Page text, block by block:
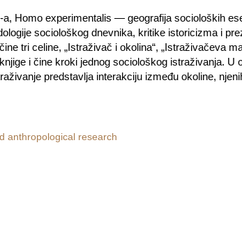
Homo experimentalis — geografija socioloških
sociološkog dnevnika, kritike istoricizma i
tri celine, „Istraživač i okolina“, „Istraživačeva
i čine kroki jednog sociološkog istraživanja. U
predstavlja interakciju između okoline,
anthropological research